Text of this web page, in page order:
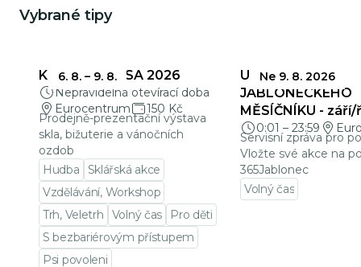
Vybrané tipy
6. 8. – 9. 8.
KŘEHKÁ KRÁSA 2026
Nepravidelná otevírací doba
Eurocentrum
150 Kč
Prodejně-prezentační výstava
skla, bižuterie a vánočních
ozdob
Hudba
Sklářská akce
Vzdělávání, Workshop
Trh, Veletrh
Volný čas
Pro děti
S bezbariérovým přístupem
Psi povoleni
Ne 9. 8. 2026
UZÁVĚRKY
JABLONECKÉHO
MĚSÍČNÍKU -
0:01 – 23:59
Servisní zpráva pro
Vložte své akce na
365Jablonec
Volný čas